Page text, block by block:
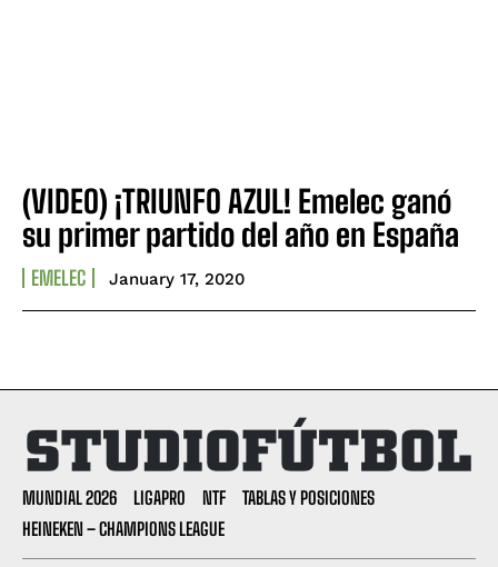
(VIDEO) ¡TRIUNFO AZUL! Emelec ganó
su primer partido del año en España
EMELEC January 17, 2020
MUNDIAL 2026 LIGAPRO NTF
TABLAS Y POSICIONES
HEINEKEN – CHAMPIONS LEAGUE